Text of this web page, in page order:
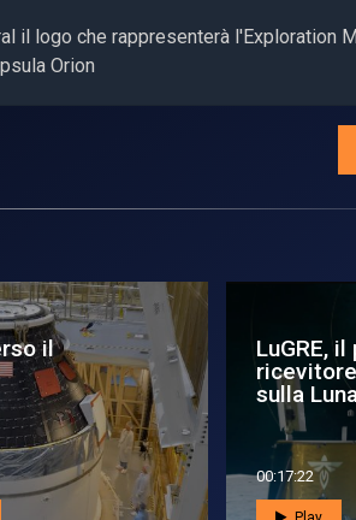
il logo che rappresenterà l'Exploration
Orion
il primo
della
Il primo
lunare
00:01:20